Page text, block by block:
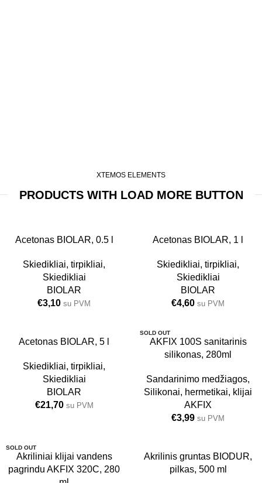
XTEMOS ELEMENTS
PRODUCTS WITH LOAD MORE BUTTON
0.5LAcetonas BIOLAR, 0.5 l
Skiedikliai, tirpikliai,
Skiedikliai
BIOLAR
€3,10 su PVM
Acetonas BIOLAR, 1 l
Skiedikliai, tirpikliai,
Skiedikliai
BIOLAR
€4,60 su PVM
Acetonas BIOLAR, 5 l
Skiedikliai, tirpikliai,
Skiedikliai
BIOLAR
€21,70 su PVM
SOLD OUT
AKFIX 100S sanitarinis
silikonas, 280ml
Sandarinimo medžiagos,
Silikonai, hermetikai, klijai
AKFIX
€3,99 su PVM
SOLD OUT
24 VNT.
Akriliniai klijai vandens
pagrindu AKFIX 320C, 280
Akrilinis gruntas BIODUR,
pilkas, 500 ml